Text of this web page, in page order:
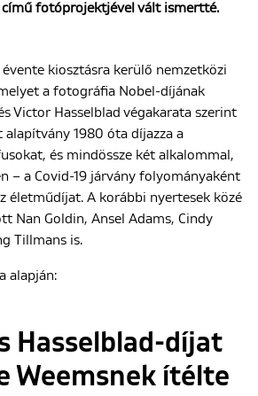
Rólunk
ENGLISH
fotóprojektjével vált ismertté.
kiosztásra kerülő nemzetközi
a fotográfia Nobel-díjának
Victor Hasselblad végakarata szerint
1980 óta díjazza a
és mindössze két alkalommal,
– a Covid-19 járvány folyományaként
életműdíjat. A korábbi nyertesek közé
Nan Goldin, Ansel Adams, Cindy
Tillmans is.
alapján:
Hasselblad-díjat
Weemsnek ítélte